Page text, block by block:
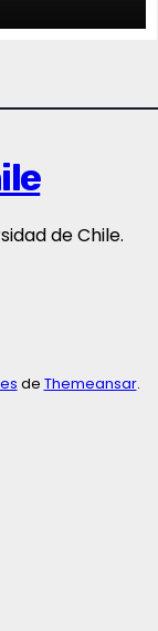
de Chile.
de Themeansar.